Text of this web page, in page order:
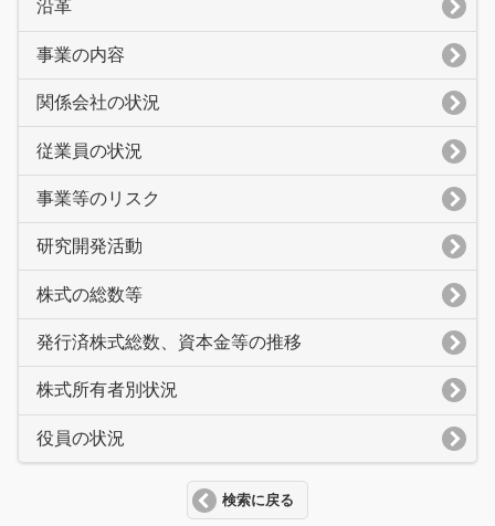
沿革
事業の内容
関係会社の状況
従業員の状況
事業等のリスク
研究開発活動
株式の総数等
発行済株式総数、資本金等の推移
株式所有者別状況
役員の状況
検索に戻る